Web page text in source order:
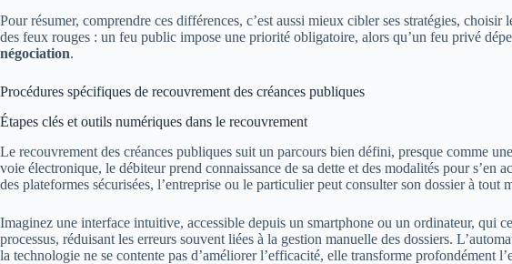
Pour résumer, comprendre ces différences, c’est aussi mieux cibler ses stratégies,
des feux rouges : un feu public impose une priorité obligatoire, alors qu’un feu privé
négociation.
Procédures spécifiques de recouvrement des créances publiques
Étapes clés et outils numériques dans le recouvrement
Le recouvrement des créances publiques suit un parcours bien défini, presque comme
voie électronique, le débiteur prend connaissance de sa dette et des modalités pour
des plateformes sécurisées, l’entreprise ou le particulier peut consulter son dossier à
Imaginez une interface intuitive, accessible depuis un smartphone ou un ordinateur, qui
processus, réduisant les erreurs souvent liées à la gestion manuelle des dossiers.
la technologie ne se contente pas d’améliorer l’efficacité, elle transforme profondément